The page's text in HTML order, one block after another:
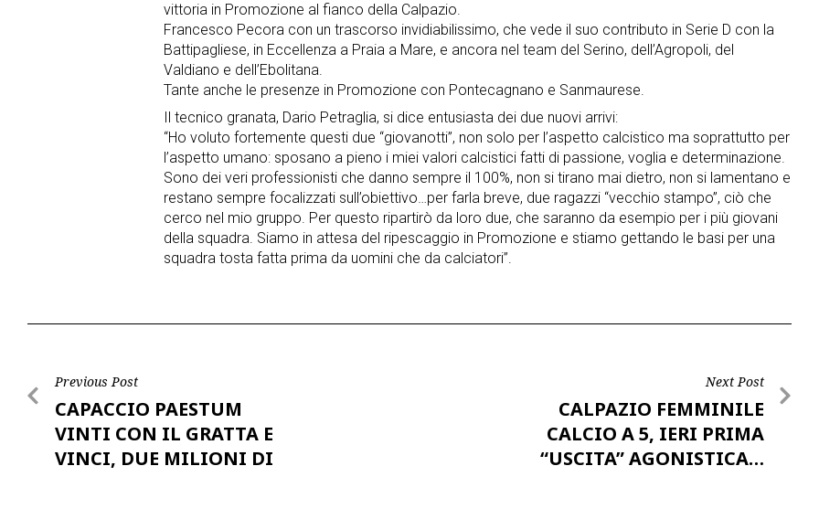
vittoria in Promozione al fianco della Calpazio.
Francesco Pecora con un trascorso invidiabilissimo, che vede il suo contributo in Serie D con la
Battipagliese, in Eccellenza a Praia a Mare, e ancora nel team del Serino, dell’Agropoli, del
Valdiano e dell’Ebolitana.
Tante anche le presenze in Promozione con Pontecagnano e Sanmaurese.
Il tecnico granata, Dario Petraglia, si dice entusiasta dei due nuovi arrivi:
“Ho voluto fortemente questi due “giovanotti”, non solo per l’aspetto calcistico ma soprattutto per
l’aspetto umano: sposano a pieno i miei valori calcistici fatti di passione, voglia e determinazione.
Sono dei veri professionisti che danno sempre il 100%, non si tirano mai dietro, non si lamentano e
restano sempre focalizzati sull’obiettivo…per farla breve, due ragazzi “vecchio stampo”, ciò che
cerco nel mio gruppo. Per questo ripartirò da loro due, che saranno da esempio per i più giovani
della squadra. Siamo in attesa del ripescaggio in Promozione e stiamo gettando le basi per una
squadra tosta fatta prima da uomini che da calciatori”.
Post
navigation
Previous Post
CAPACCIO PAESTUM
VINTI CON IL GRATTA E
VINCI, DUE MILIONI DI
Next Post
CALPAZIO FEMMINILE
CALCIO A 5, IERI PRIMA
“USCITA” AGONISTICA…